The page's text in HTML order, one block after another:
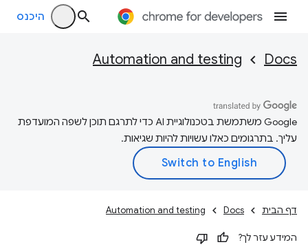
היכנס
Docs
Automation and testing
‫Google משתמשת בטכנולוגיית AI כדי לתרגם תוכן לשפה המועדפת
עליך. בתרגומים כאלו עשויות להיות שגיאות.
דף הבית Docs
Automation and testing
המידע עזר לך?